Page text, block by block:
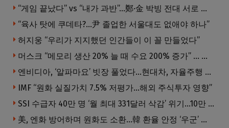
“게임 끝났다” vs “내가 과반”…鄭·金 박빙 전대 서로 우위 주장
“육사 탓에 쿠데타?…尹 졸업한 서울대도 없애야 하나”
허지웅 “우리가 지지했던 인간들이 이 꼴 만들었다”
머스크 “메모리 생산 20% 늘 때 수요 200% 증가” … 반도체 매출 1조달러 눈 앞
엔비디아, ‘알파마요’ 빗장 풀었다…현대차, 자율주행 속도내나
IMF “원화 실질가치 7.5% 저평가…해외 주식투자 영향”
SSI 수급자 40만 명 ‘월 최대 331달러 삭감’ 위기…10만 명은 수급자격 상실
美, 엔화 방어하며 원화도 소환…韓 환율 안정 ‘우군’ 되나